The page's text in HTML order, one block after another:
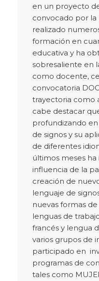
en un proyecto
convocado por la
realizado
formación en
educativa y ha
sobresaliente en
como docente,
convocatoria
trayectoria como
cabe destacar
profundizando
de signos y su
de diferentes
últimos meses
influencia de la
creación de
lenguaje de
nuevas formas
lenguas de
francés y lengua
varios grupos de
participado en
programas de
tales como